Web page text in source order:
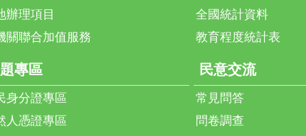
辦理項目
關聯合加值服務
全國統計資料
教育程度統計表
專區
身分證專區
人憑證專區
民意交流
常見問答
問卷調查